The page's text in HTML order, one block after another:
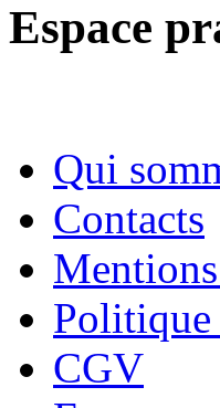
Espace
Qui
Contacts
CGV